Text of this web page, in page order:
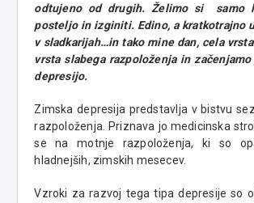
odtujeno od drugih. Želimo si samo
posteljo in izginiti. Edino, a kratkotrajno
v sladkarijah…in tako mine dan, cela
vrsta slabega razpoloženja in
depresijo.
Zimska depresija predstavlja v bistvu
razpoloženja. Priznava jo medicinska
se na motnje razpoloženja, ki so
hladnejših, zimskih mesecev.
Vzroki za razvoj tega tipa depresije so